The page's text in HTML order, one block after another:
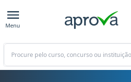
Menu
Buscar